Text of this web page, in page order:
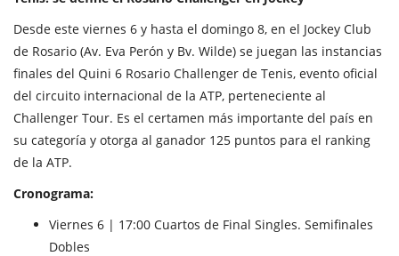
Desde este viernes 6 y hasta el domingo 8, en el Jockey Club
de Rosario (Av. Eva Perón y Bv. Wilde) se juegan las instancias
finales del Quini 6 Rosario Challenger de Tenis, evento oficial
del circuito internacional de la ATP, perteneciente al
Challenger Tour. Es el certamen más importante del país en
su categoría y otorga al ganador 125 puntos para el ranking
de la ATP.
Cronograma:
Viernes 6 | 17:00 Cuartos de Final Singles. Semifinales
Dobles